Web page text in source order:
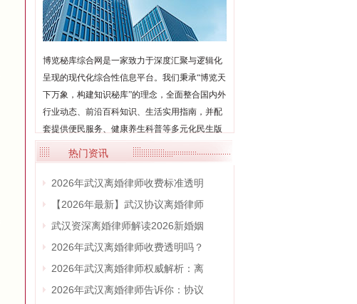
博览秘库综合网是一家致力于深度汇聚与逻辑化
呈现的现代化综合性信息平台。我们秉承“博览天
下万象，构建知识秘库”的理念，全面整合国内外
行业动态、前沿百科知识、生活实用指南，并配
套提供便民服务、健康养生科普等多元化民生版
块...
【详细】
热门资讯
2026年武汉离婚律师收费标准透明
【2026年最新】武汉协议离婚律师
武汉资深离婚律师解读2026新婚姻
2026年武汉离婚律师收费透明吗？
2026年武汉离婚律师权威解析：离
2026年武汉离婚律师告诉你：协议